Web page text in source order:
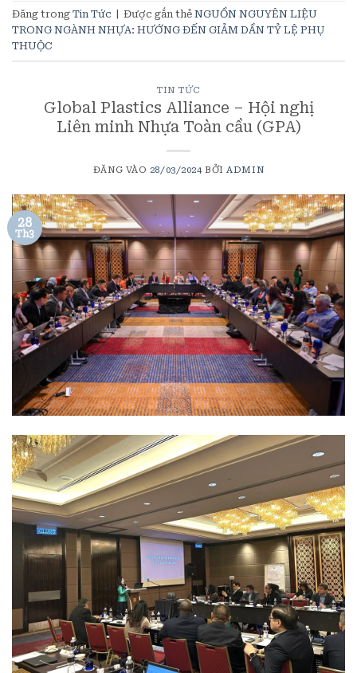
Đăng trong Tin Tức Được gắn thẻ NGUỒN NGUYÊN LIỆU
TRONG NGÀNH NHỰA: HƯỚNG ĐẾN GIẢM DẦN TỶ LỆ PHỤ
THUỘC
TIN TỨC
​Global Plastics Alliance – Hội nghị
Liên minh Nhựa Toàn cầu (GPA)
ĐĂNG VÀO 28/03/2024 BỞIADMIN
28
Th3